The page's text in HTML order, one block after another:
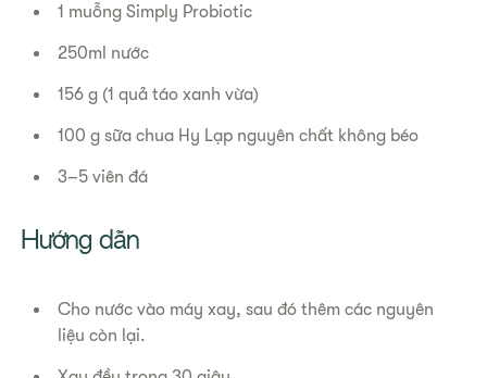
1 muỗng Simply Probiotic
250ml nước
156 g (1 quả táo xanh vừa)
100 g sữa chua Hy Lạp nguyên chất không béo
3–5 viên đá
Hướng dẫn
Cho nước vào máy xay, sau đó thêm các nguyên
liệu còn lại.